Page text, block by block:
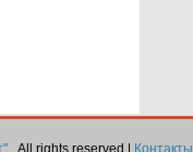
, All rights reserved | Контакты